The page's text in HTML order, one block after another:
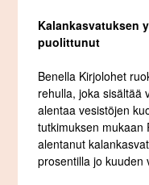
Kalankasvatuksen
puolittunut
Benella Kirjolohet
rehulla, joka sisältää
alentaa vesistöjen
tutkimuksen mukaan
alentanut
prosentilla jo kuuden